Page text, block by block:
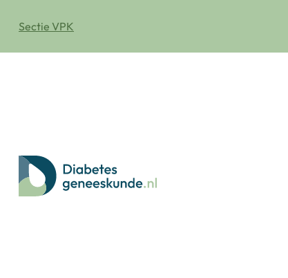
Sectie VPK